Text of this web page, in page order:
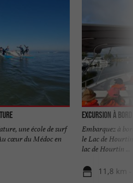
une école de surf
cœur du Médoc en
Excursion à bord
Embarquez à
le Lac de
lac de Hourtin ...
11,8 km